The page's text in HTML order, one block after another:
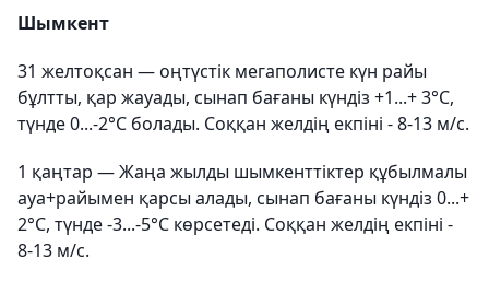
Шымкент
31 желтоқсан — оңтүстік мегаполисте күн райы
бұлтты, қар жауады, сынап бағаны күндіз +1...+ 3°C,
түнде 0...-2°C болады. Соққан желдің екпіні - 8-13 м/с.
1 қаңтар — Жаңа жылды шымкенттіктер құбылмалы
ауа+райымен қарсы алады, сынап бағаны күндіз 0...+
2°C, түнде -3...-5°C көрсетеді. Соққан желдің екпіні -
8-13 м/с.